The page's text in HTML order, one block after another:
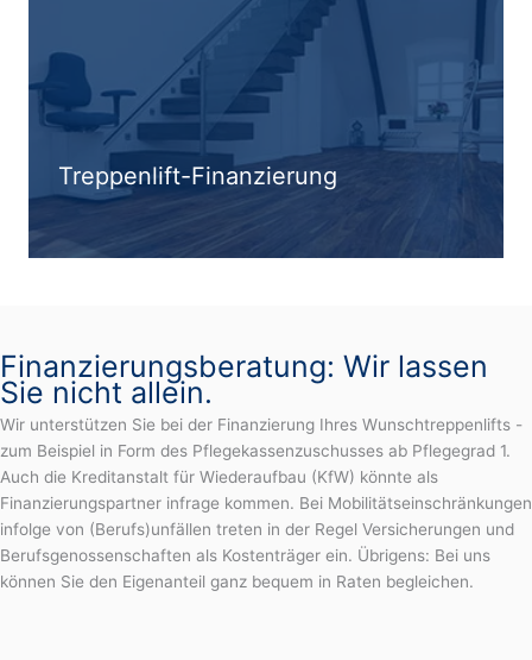
Treppenlift-Finanzierung
Finanzierungsberatung: Wir lassen
Sie nicht allein.
Wir unterstützen Sie bei der Finanzierung Ihres Wunschtreppenlifts -
zum Beispiel in Form des Pflegekassenzuschusses ab Pflegegrad 1.
Auch die Kreditanstalt für Wiederaufbau (KfW) könnte als
Finanzierungspartner infrage kommen. Bei Mobilitätseinschränkungen
infolge von (Berufs)unfällen treten in der Regel Versicherungen und
Berufsgenossenschaften als Kostenträger ein. Übrigens: Bei uns
können Sie den Eigenanteil ganz bequem in Raten begleichen.